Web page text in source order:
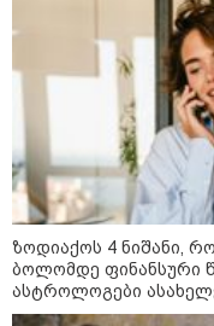
ზოდიაქოს 4 ნიშანი,
ბოლომდე ფინანსური
ასტროლოგები